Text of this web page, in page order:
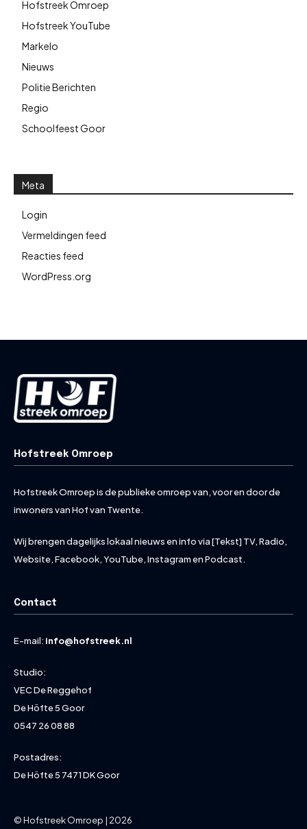
Hofstreek Omroep
Hofstreek YouTube
Markelo
Nieuws
Politie Berichten
Regio
Schoolfeest Goor
Meta
Login
Vermeldingen feed
Reacties feed
WordPress.org
Hofstreek Omroep
Hofstreek Omroep is de publieke omroep van, voor en door de
inwoners van Hof van Twente.
Wij brengen dagelijks lokaal nieuws en info via [Tekst] TV, Radio,
Website, Facebook, YouTube, Instagram en Podcast.
Contact
E-mail: info@hofstreek.nl
Studio:
VEC De Reggehof
De Höfte 5 Goor
0547 26 08 88
Postadres:
De Höfte 5 7471 DK Goor
© Hofstreek Omroep | 2026